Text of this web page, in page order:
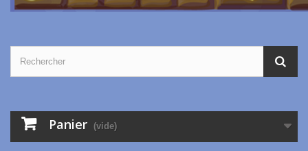
Panier (vide)